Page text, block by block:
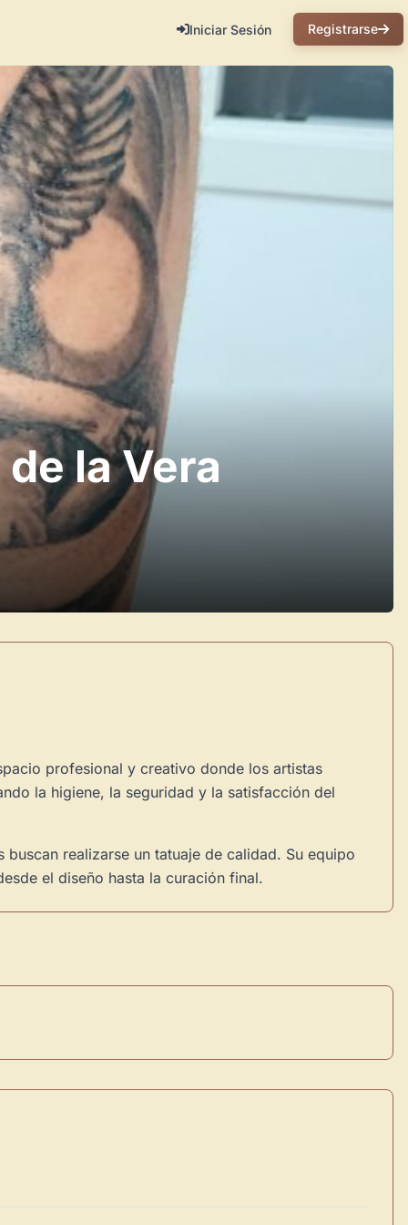
Iniciar Sesión Registrarse
la Vera
profesional y creativo donde los artistas
la higiene, la seguridad y la satisfacción del
realizarse un tatuaje de calidad. Su equipo
el diseño hasta la curación final.